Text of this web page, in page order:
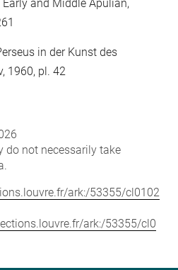
and Middle Apulian,
in der Kunst des
1960, pl. 42
do not necessarily take
ark:/53355/cl0102
ark:/53355/cl0